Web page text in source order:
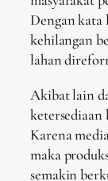
Dengan kata
kehilangan
lahan
Akibat lain
ketersediaan
Karena
maka
semakin